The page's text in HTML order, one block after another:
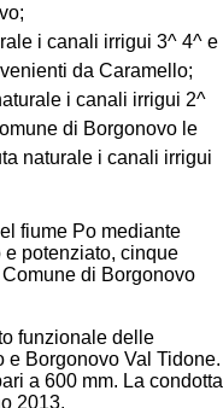
i canali irrigui 3^ 4^ e
da Caramello;
i canali irrigui 2^
di Borgonovo le
naturale i canali irrigui
fiume Po mediante
e potenziato, cinque
di Borgonovo
funzionale delle
e Borgonovo Val Tidone.
a 600 mm. La condotta
2013.